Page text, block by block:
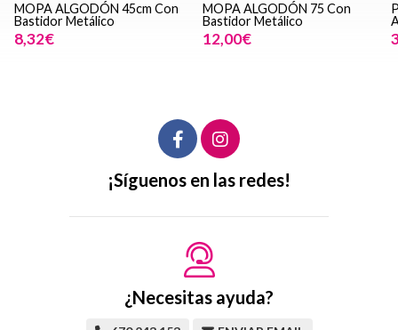
MOPA ALGODÓN 45cm Con
Bastidor Metálico
8,32€
MOPA ALGODÓN 75 Con
Bastidor Metálico
12,00€
¡Síguenos en las redes!
¿Necesitas ayuda?